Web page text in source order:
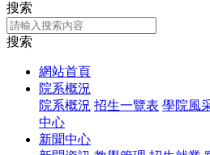
搜索
搜索
網站首頁
院系概況
院系概況 招生一覽表 學院風
中心
新聞中心